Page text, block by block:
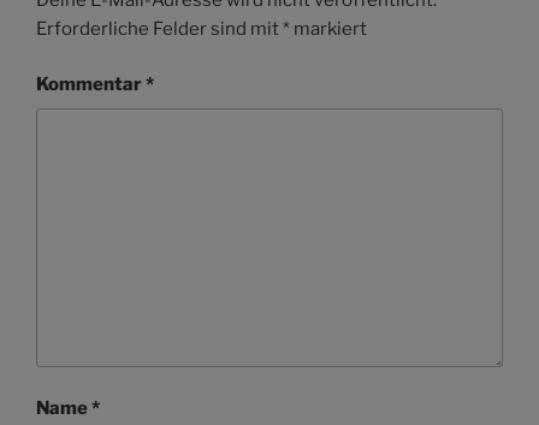
Erforderliche Felder sind mit* markiert
Kommentar*
Name*